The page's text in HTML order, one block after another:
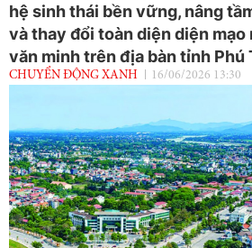
hệ sinh thái bền vững, nâng
và thay đổi toàn diện diện mạo
văn minh trên địa bàn tỉnh Phú
CHUYỂN ĐỘNG XANH 16/06/2026 13:30